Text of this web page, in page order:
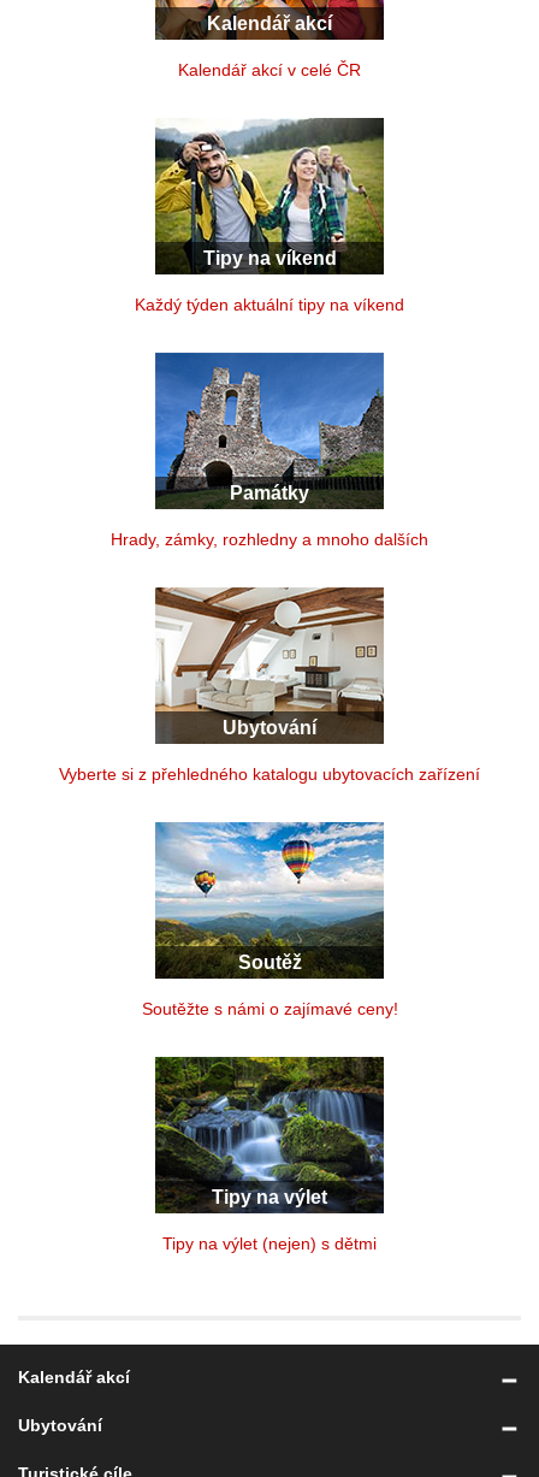
Kalendář akcí
Kalendář akcí v celé ČR
Tipy na víkend
Každý týden aktuální tipy na víkend
Památky
Hrady, zámky, rozhledny a mnoho dalších
Ubytování
Vyberte si z přehledného katalogu ubytovacích zařízení
Soutěž
Soutěžte s námi o zajímavé ceny!
Tipy na výlet
Tipy na výlet (nejen) s dětmi
Kalendář akcí
Ubytování